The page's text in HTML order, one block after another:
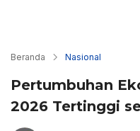
Beranda Nasional
Pertumbuhan
2026 Tertinggi